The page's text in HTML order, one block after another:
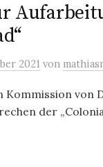
2021 von
Kommission von
der